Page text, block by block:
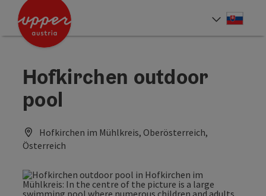
Accesskey
Accesskey
Hofkirchen outdoor
pool
Hofkirchen im Mühlkreis, Oberösterreich,
Österreich